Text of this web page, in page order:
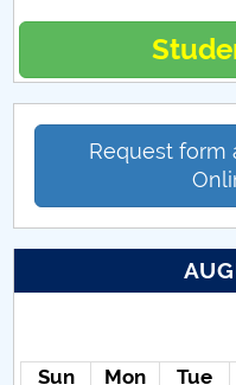
Request form
Sun Mon Tue